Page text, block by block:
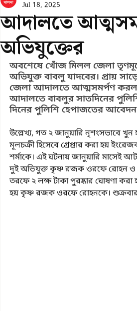
আদালতে
অভিযুক্তের
Jul 18, 2025
অবশেষে খোঁজ মিলল জেলা
অভিযুক্ত বাবলু যাদবের। প্রায়
জেলা আদালতে আত্মসমর্পণ করল
আদালতে বাবলুর সাতদিনের
দিনের পুলিশি হেপাজতের
উল্লেখ্য, গত ২ জানুয়ারি নৃশংসভাবে
মূলচক্রী হিসেবে গ্রেপ্তার করা হয়
শর্মাকে। এই ঘটনায় জানুয়ারি মাসেই
দুই অভিযুক্ত কৃষ্ণ রজক ওরফে রোহন ও
তরফে ২ লক্ষ টাকা পুরষ্কার ঘোষণা করা
হয় কৃষ্ণ রজক ওরফে রোহনকে।